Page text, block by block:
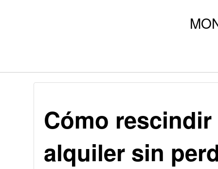
Cómo
alquiler sin